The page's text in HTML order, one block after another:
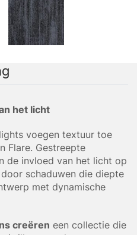
het licht
voegen textuur toe
Flare. Gestreepte
de invloed van het licht op
schaduwen die diepte
met dynamische
creëren een collectie die